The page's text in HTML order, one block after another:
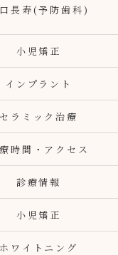
長寿(予防歯科)
小児矯正
インプラント
セラミック治療
時間・アクセス
診療情報
小児矯正
ホワイトニング